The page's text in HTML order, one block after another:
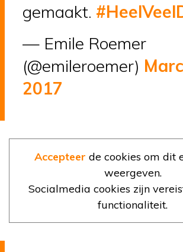
gemaakt.
— Emile Roemer
(@emileroemer)
2017
Accepteer de cookies om dit
weergeven.
Socialmedia cookies zijn
functionaliteit.